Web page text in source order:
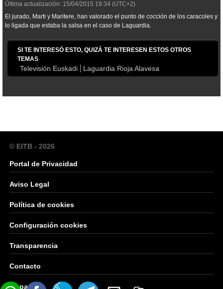
Última actualización: 15/04/2015 19:34 (UTC+2)
El jurado, Marti y Maritere, han valorado el punto de cocción de los caracoles y
lo ligada que estaba la salsa en el caso de Laguardia.
SI TE INTERESÓ ESTO, QUIZÁ TE INTERESEN ESTOS OTROS
TEMAS
Televisión Euskadi Laguardia Rioja Alavesa
© EITB - 2026
Portal de Privacidad
Aviso Legal
Política de cookies
Configuración cookies
Transparencia
Contacto
Mapa Web